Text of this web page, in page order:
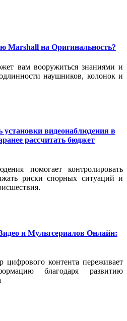
Marshall на Оригинальность?
вам вооружиться знаниями и
наушников, колонок и
установки видеонаблюдения в
рассчитать бюджет
помогает контролировать
риски спорных ситуаций и
и Мультсериалов Онлайн:
контента переживает
благодаря развитию